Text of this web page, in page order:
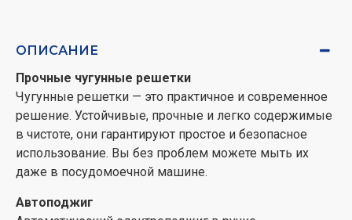
ОПИСАНИЕ
Прочные чугунные решетки
Чугунные решетки — это практичное и современное
решение. Устойчивые, прочные и легко содержимые
в чистоте, они гарантируют простое и безопасное
использование. Вы без проблем можете мыть их
даже в посудомоечной машине.
Автоподжиг